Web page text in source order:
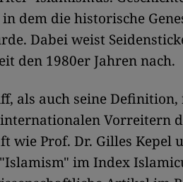
dem die historische
Dabei weist
den 1980er Jahren nach.
als auch seine
Vorreitern
wie Prof. Dr. Gilles Kepel
"Islamism" im Index